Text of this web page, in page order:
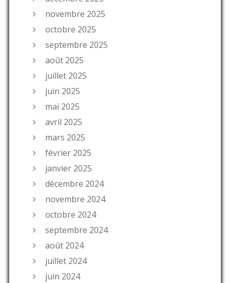
novembre 2025
octobre 2025
septembre 2025
août 2025
juillet 2025
juin 2025
mai 2025
avril 2025
mars 2025
février 2025
janvier 2025
décembre 2024
novembre 2024
octobre 2024
septembre 2024
août 2024
juillet 2024
juin 2024